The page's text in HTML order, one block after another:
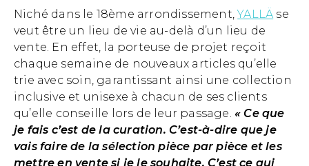
Niché dans le 18ème arrondissement,YALLÄ se
veut être un lieu de vie au-delà d’un lieu de
vente. En effet, la porteuse de projet reçoit
chaque semaine de nouveaux articles qu’elle
trie avec soin, garantissant ainsi une collection
inclusive et unisexe à chacun de ses clients
qu’elle conseille lors de leur passage.« Ce que
je fais c’est de la curation. C’est-à-dire que je
vais faire de la sélection pièce par pièce et les
mettre en vente si je le souhaite. C’est ce qui